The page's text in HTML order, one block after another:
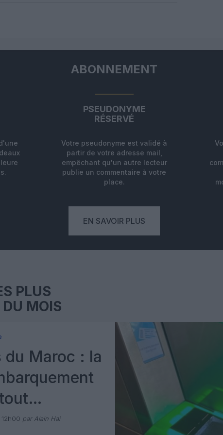
ABONNEMENT
PSEUDONYME
RÉSERVÉ
Votre pseudonyme est validé à
partir de votre adresse mail,
empêchant qu'un autre lecteur
publie un commentaire à votre
place.
EN SAVOIR PLUS
PLUS
MOIS
du Maroc : la
avec Pax
par Alain Hai